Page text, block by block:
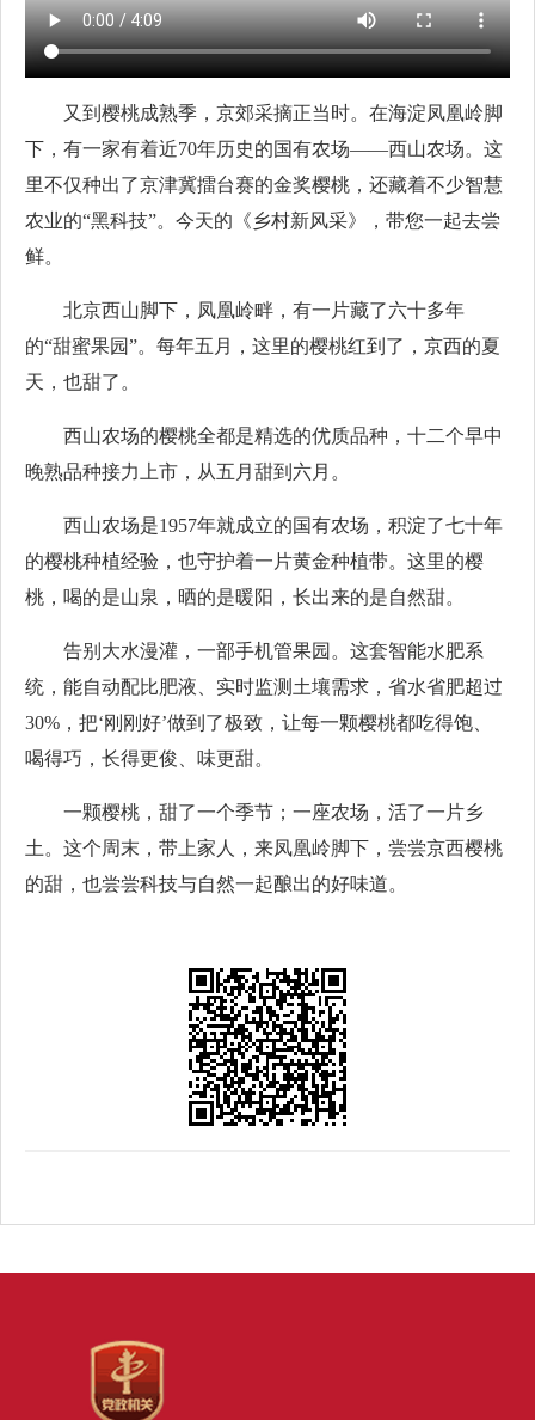
又到樱桃成熟季，京郊采摘正当时。在海淀凤凰岭脚
下，有一家有着近70年历史的国有农场——西山农场。这
里不仅种出了京津冀擂台赛的金奖樱桃，还藏着不少智慧
农业的“黑科技”。今天的《乡村新风采》，带您一起去尝
鲜。
北京西山脚下，凤凰岭畔，有一片藏了六十多年
的“甜蜜果园”。每年五月，这里的樱桃红到了，京西的夏
天，也甜了。
西山农场的樱桃全都是精选的优质品种，十二个早中
晚熟品种接力上市，从五月甜到六月。
西山农场是1957年就成立的国有农场，积淀了七十年
的樱桃种植经验，也守护着一片黄金种植带。这里的樱
桃，喝的是山泉，晒的是暖阳，长出来的是自然甜。
告别大水漫灌，一部手机管果园。这套智能水肥系
统，能自动配比肥液、实时监测土壤需求，省水省肥超过
30%，把‘刚刚好’做到了极致，让每一颗樱桃都吃得饱、
喝得巧，长得更俊、味更甜。
一颗樱桃，甜了一个季节；一座农场，活了一片乡
土。这个周末，带上家人，来凤凰岭脚下，尝尝京西樱桃
的甜，也尝尝科技与自然一起酿出的好味道。